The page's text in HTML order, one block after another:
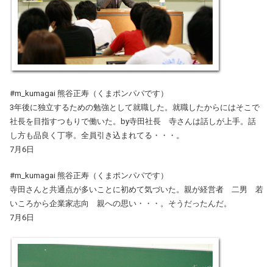
#m_kumagai 熊谷正寿（くまポンパパです）
3年後に独立するための勉強として就職した。就職したからにはそこで
社長を目指すつもりで働いた。by寺田社長 寺さんは話しが上手。話
し方も品良く丁寧。全員引き込まれてる・・・。
7月6日
#m_kumagai 熊谷正寿（くまポンパパです）
寺田さんと共通点が多いことに初めて気づいた。親が経営者 二男 若
いころから企業家志向 親への思い・・・。そうだったんだ。
7月6日